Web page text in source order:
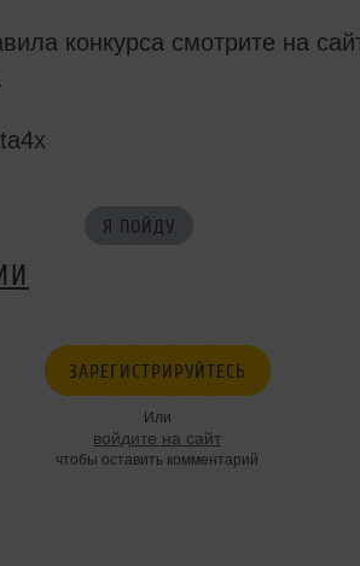
конкурса смотрите на
Я ПОЙДУ
ЗАРЕГИСТРИРУЙТЕСЬ
Или
войдите на сайт
чтобы оставить комментарий